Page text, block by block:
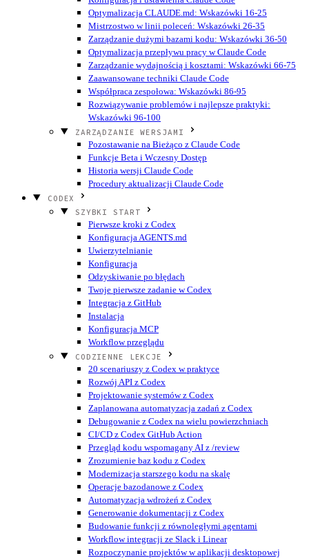
Optymalizacja CLAUDE.md: Wskazówki 16-25
Mistrzostwo w linii poleceń: Wskazówki 26-35
Zarządzanie dużymi bazami kodu: Wskazówki 36-50
Optymalizacja przepływu pracy w Claude Code
Zarządzanie wydajnością i kosztami: Wskazówki 66-75
Zaawansowane techniki Claude Code
Współpraca zespołowa: Wskazówki 86-95
Rozwiązywanie problemów i najlepsze praktyki:
Wskazówki 96-100
ZARZĄDZANIE WERSJAMI
Pozostawanie na Bieżąco z Claude Code
Funkcje Beta i Wczesny Dostęp
Historia wersji Claude Code
Procedury aktualizacji Claude Code
CODEX
SZYBKI START
Pierwsze kroki z Codex
Konfiguracja AGENTS.md
Uwierzytelnianie
Konfiguracja
Odzyskiwanie po błędach
Twoje pierwsze zadanie w Codex
Integracja z GitHub
Instalacja
Konfiguracja MCP
Workflow przeglądu
CODZIENNE LEKCJE
20 scenariuszy z Codex w praktyce
Rozwój API z Codex
Projektowanie systemów z Codex
Zaplanowana automatyzacja zadań z Codex
Debugowanie z Codex na wielu powierzchniach
CI/CD z Codex GitHub Action
Przegląd kodu wspomagany AI z /review
Zrozumienie baz kodu z Codex
Modernizacja starszego kodu na skalę
Operacje bazodanowe z Codex
Automatyzacja wdrożeń z Codex
Generowanie dokumentacji z Codex
Budowanie funkcji z równoległymi agentami
Workflow integracji ze Slack i Linear
Rozpoczynanie projektów w aplikacji desktopowej